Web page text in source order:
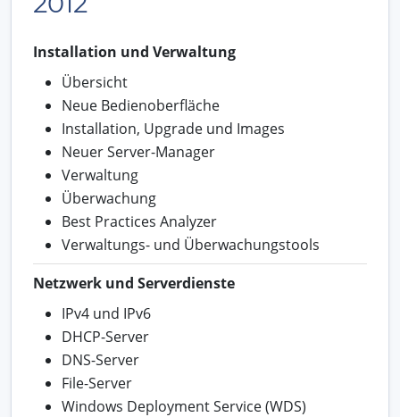
Installation und Verwaltung
Übersicht
Neue Bedienoberfläche
Installation, Upgrade und Images
Neuer Server-Manager
Verwaltung
Überwachung
Best Practices Analyzer
Verwaltungs- und Überwachungstools
Netzwerk und Serverdienste
IPv4 und IPv6
DHCP-Server
DNS-Server
File-Server
Windows Deployment Service (WDS)